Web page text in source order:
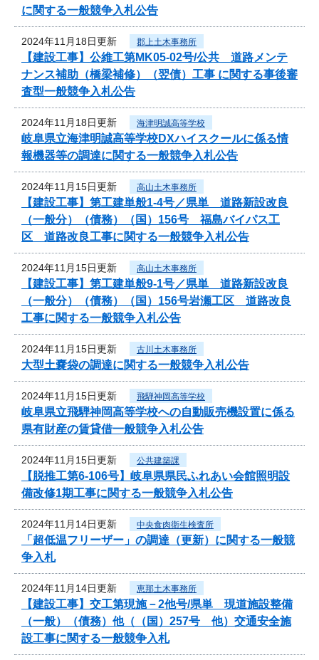
に関する一般競争入札公告
2024年11月18日更新 郡上土木事務所
【建設工事】公維工第MK05-02号/公共 道路メンテ
ナンス補助（橋梁補修）（翌債）工事 に関する事後審
査型一般競争入札公告
2024年11月18日更新 海津明誠高等学校
岐阜県立海津明誠高等学校DXハイスクールに係る情
報機器等の調達に関する一般競争入札公告
2024年11月15日更新 高山土木事務所
【建設工事】第工建単般1-4号／県単 道路新設改良
（一般分）（債務）（国）156号 福島バイパス工
区 道路改良工事に関する一般競争入札公告
2024年11月15日更新 高山土木事務所
【建設工事】第工建単般9-1号／県単 道路新設改良
（一般分）（債務）（国）156号岩瀬工区 道路改良
工事に関する一般競争入札公告
2024年11月15日更新 古川土木事務所
大型土嚢袋の調達に関する一般競争入札公告
2024年11月15日更新 飛騨神岡高等学校
岐阜県立飛騨神岡高等学校への自動販売機設置に係る
県有財産の賃貸借一般競争入札公告
2024年11月15日更新 公共建築課
【脱推工第6-106号】岐阜県県民ふれあい会館照明設
備改修1期工事に関する一般競争入札公告
2024年11月14日更新 中央食肉衛生検査所
「超低温フリーザー」の調達（更新）に関する一般競
争入札
2024年11月14日更新 恵那土木事務所
【建設工事】交工第現施－2他号/県単 現道施設整備
（一般）（債務）他（（国）257号 他）交通安全施
設工事に関する一般競争入札